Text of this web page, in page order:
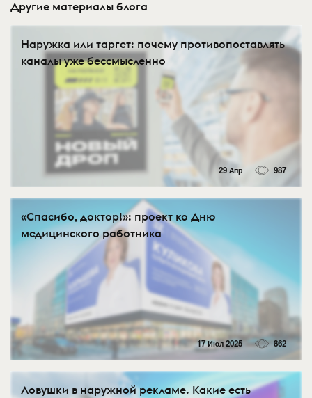
Другие материалы блога
Наружка или таргет: почему противопоставлять
каналы уже бессмысленно
29 Апр 987
«Спасибо, доктор!»: проект ко Дню
медицинского работника
17 Июл 2025 862
Ловушки в наружной рекламе. Какие есть